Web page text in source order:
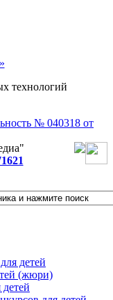
технологий
№ 040318 от
детей
(жюри)